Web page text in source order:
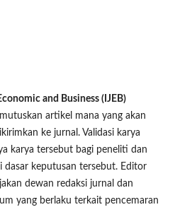
and Business (IJEB)
artikel mana yang akan
ke jurnal. Validasi karya
karya tersebut bagi peneliti dan
dasar keputusan tersebut. Editor
dewan redaksi jurnal dan
yang berlaku terkait pencemaran